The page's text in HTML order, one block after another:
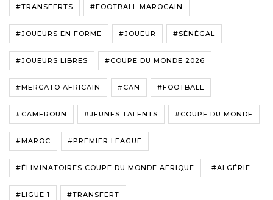
#TRANSFERTS #FOOTBALL MAROCAIN
#JOUEURS EN FORME #JOUEUR #SÉNÉGAL
#JOUEURS LIBRES #COUPE DU MONDE 2026
#MERCATO AFRICAIN #CAN #FOOTBALL
#CAMEROUN #JEUNES TALENTS #COUPE DU MONDE
#MAROC #PREMIER LEAGUE
#ÉLIMINATOIRES COUPE DU MONDE AFRIQUE #ALGÉRIE
#LIGUE 1 #TRANSFERT